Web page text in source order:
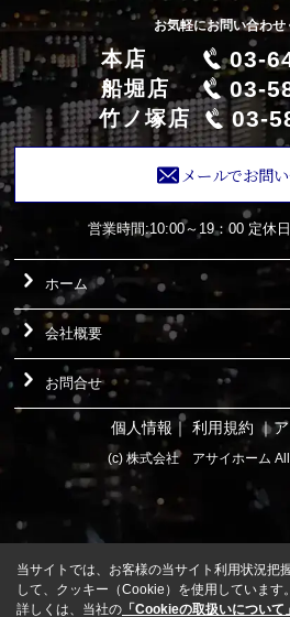
お気軽にお問い合わせ
本店 03-
船堀店 03-
竹ノ塚店 03-
メールでお問
営業時間:10:00～19：00 定休
ホーム
会社概要
お問合せ
個人情報 ｜ 利用規約 ｜
(c) 株式会社 アサイホーム
当サイトでは、お客様の当サイト利用状況把
して、クッキー（Cookie）を使用しています。
詳しくは、当社の 「Cookieの取扱いについて」